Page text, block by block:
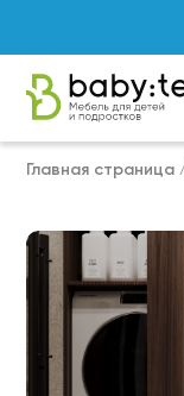
Главная страница